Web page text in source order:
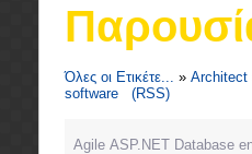
Όλες οι Ετικέτε... » Architect
software
(RSS)
Agile ASP.NET Database